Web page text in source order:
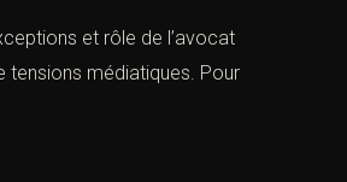
et rôle de l’avocat
tensions médiatiques. Pour